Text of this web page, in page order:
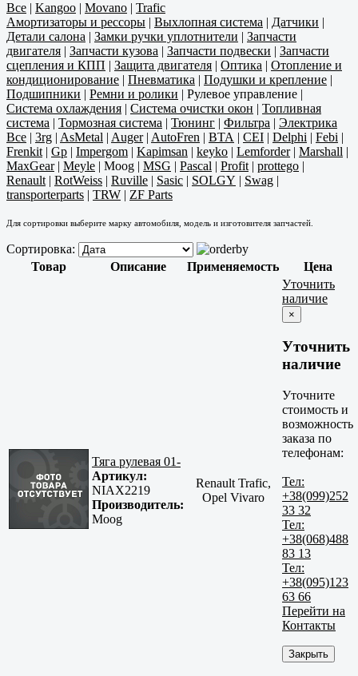
Все | Kangoo | Movano | Trafic
Амортизаторы и рессоры | Выхлопная система | Датчики |
Детали салона | Замки ручки уплотнители | Запчасти
двигателя | Запчасти кузова | Запчасти подвески | Запчасти
сцепления и КПП | Защита двигателя | Оптика | Отопление и
кондиционирование | Пневматика | Подушки и крепление |
Подшипники | Ремни и ролики | Рулевое управление |
Система охлаждения | Система очистки окон | Топливная
система | Тормозная система | Тюнинг | Фильтра | Электрика
Все | 3rg | AsMetal | Auger| AutoFren | BTA | CEI | Delphi | Febi |
Frenkit | Gp | Impergom | Kapimsan | keyko | Lemforder| Marshall |
MaxGear| Meyle | Moog | MSG | Pascal | Profit | prottego |
Renault | RotWeiss | Ruville | Sasic | SOLGY | Swag |
transporterparts | TRW | ZF Parts
Для сортировки выберите марку автомобиля, модель и изготовителя запчастей.
Сортировка:
Товар
Описание Применяемость Цена
Тяга рулевая 01-
Артикул:
NIAX2219
Производитель:
Moog
Renault Trafic,
Opel Vivaro
Уточнить
наличие
×
Уточнить
наличие
Уточните
стоимость и
возможность
заказа по
телефонам:
Тел:
+38(099)252
33 32
Тел:
+38(068)488
83 13
Тел:
+38(095)123
63 66
Перейти на
Контакты
Закрыть